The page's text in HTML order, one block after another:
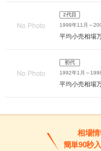
2代目
1998年11月～
平均小売相場
初代
1992年1月～
平均小売相場
相場
簡単90秒